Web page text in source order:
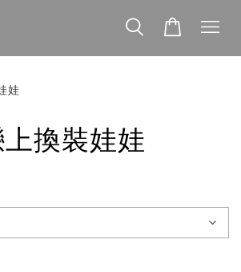
娃
換裝娃娃